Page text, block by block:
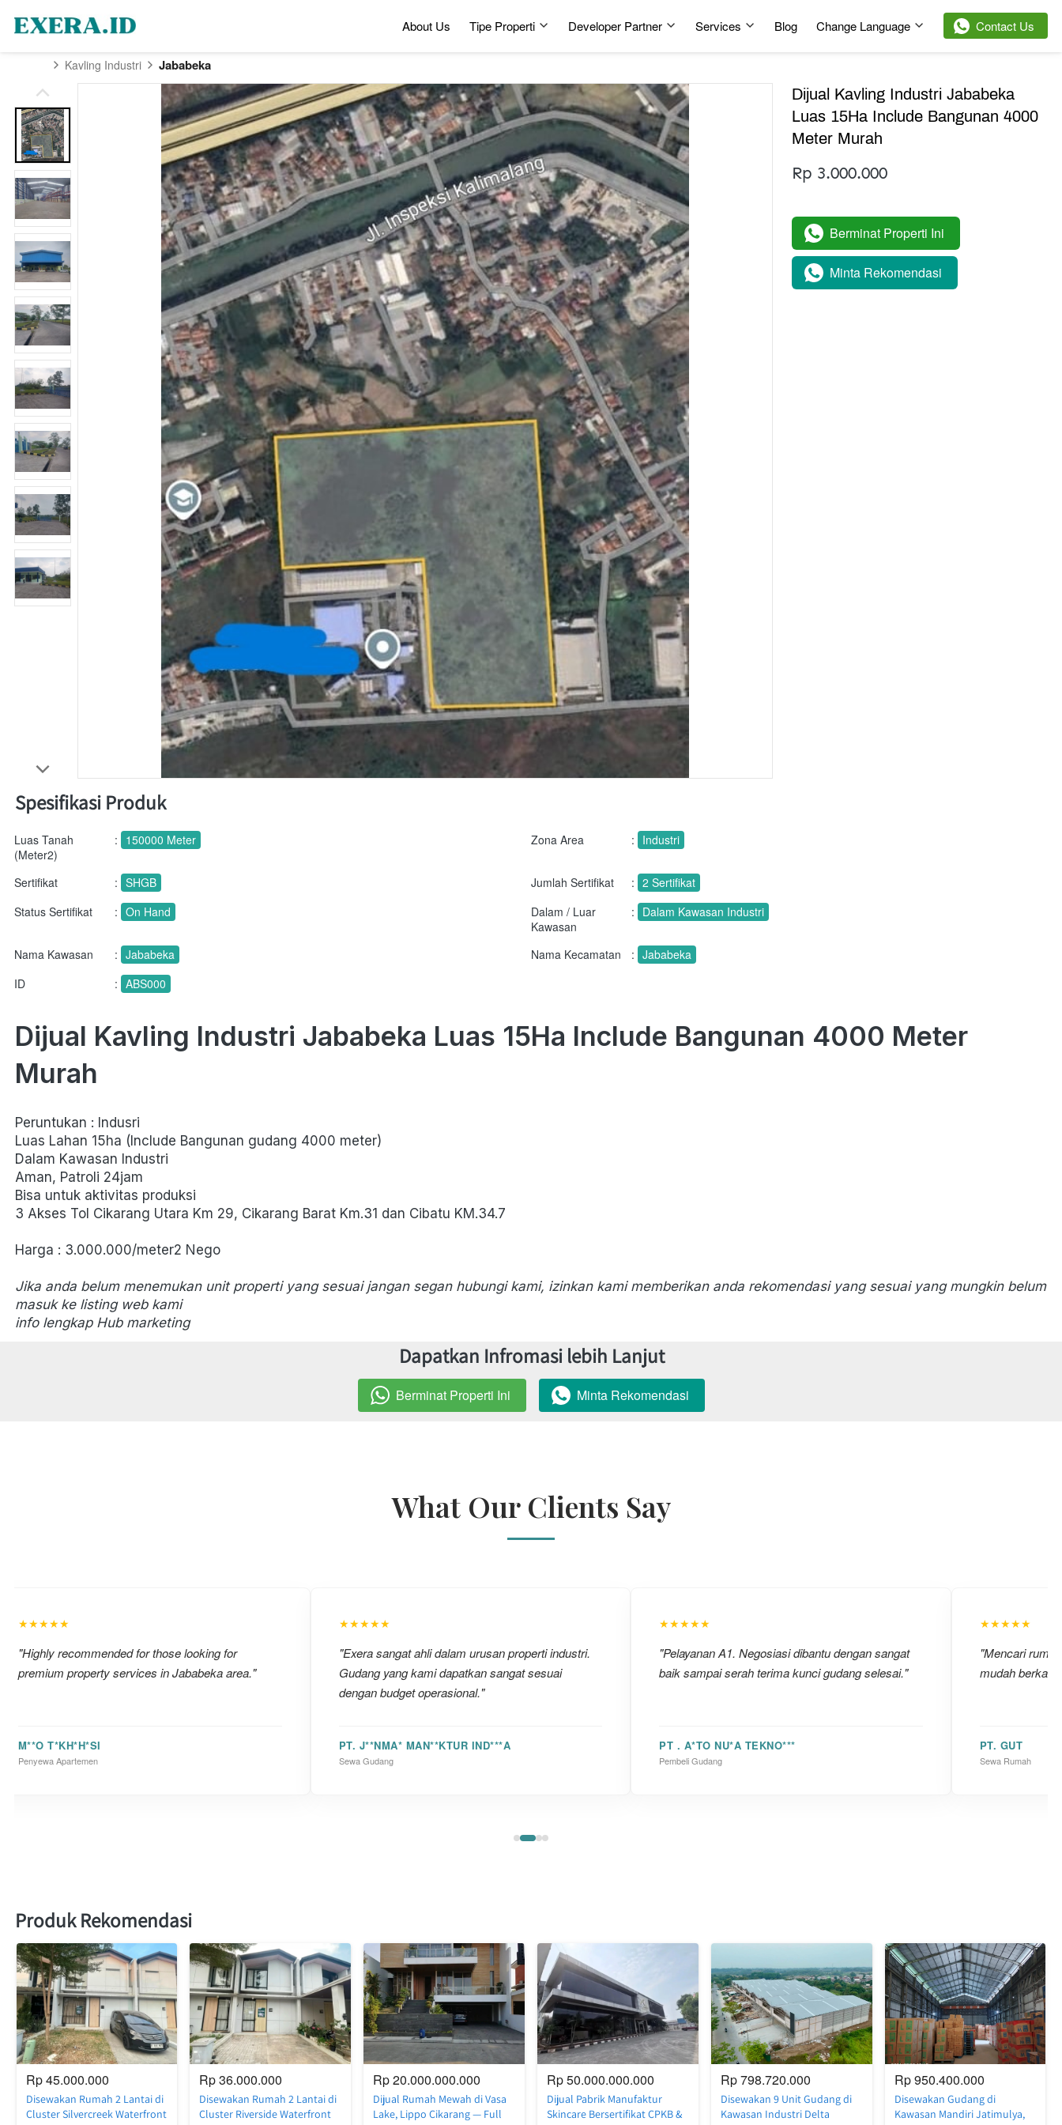
About Us Tipe Properti Developer Partner Services Blog Change Language ` Contact Us
Kavling Industri
Jababeka
Dijual Kavling Industri Jababeka
Luas 15Ha Include Bangunan 4000
Meter Murah
Rp 3.000.000
` Berminat Properti Ini
` Minta Rekomendasi
Spesifikasi Produk
Luas Tanah
(Meter2)
: 150000 Meter Zona Area : Industri
Sertifikat : SHGB Jumlah Sertifikat : 2 Sertifikat
Status Sertifikat
: On Hand
Dalam / Luar
Kawasan
: Dalam Kawasan Industri
Nama Kawasan : Jababeka Nama Kecamatan : Jababeka
ID
: ABS000
Dijual Kavling Industri Jababeka Luas 15Ha Include Bangunan 4000 Meter
Murah
Peruntukan : Indusri
Luas Lahan 15ha (Include Bangunan gudang 4000 meter)
Dalam Kawasan Industri
Aman, Patroli 24jam
Bisa untuk aktivitas produksi
3 Akses Tol Cikarang Utara Km 29, Cikarang Barat Km.31 dan Cibatu KM.34.7
Harga : 3.000.000/meter2 Nego
Jika anda belum menemukan unit properti yang sesuai jangan segan hubungi kami, izinkan kami memberikan anda rekomendasi yang sesuai yang mungkin belum
masuk ke listing web kami
info lengkap Hub marketing
Dapatkan Infromasi lebih Lanjut
` Berminat Properti Ini ` Minta Rekomendasi
What Our Clients Say
★★★★★
"Highly recommended for those looking for
premium property services in Jababeka area."
M**O T*KH*H*SI
Penyewa Apartemen
★★★★★
"Exera sangat ahli dalam urusan properti industri.
Gudang yang kami dapatkan sangat sesuai
dengan budget operasional."
PT. J**NMA* MAN**KTUR IND***A
Sewa Gudang
★★★★★
"Pelayanan A1. Negosiasi dibantu dengan sangat
baik sampai serah terima kunci gudang selesai."
PT . A*TO NU*A TEKNO***
Pembeli Gudang
★★★★★
"Mencari
mudah berkat
PT. GUT
Sewa Rumah
Produk Rekomendasi
Rp 45.000.000
Disewakan Rumah 2 Lantai di
Cluster Silvercreek Waterfront
Rp 36.000.000
Disewakan Rumah 2 Lantai di
Cluster Riverside Waterfront
Rp 20.000.000.000
Dijual Rumah Mewah di Vasa
Lake, Lippo Cikarang — Full
Rp 50.000.000.000
Dijual Pabrik Manufaktur
Skincare Bersertifikat CPKB &
Rp 798.720.000
Disewakan 9 Unit Gudang di
Kawasan Industri Delta
Rp 950.400.000
Disewakan Gudang di
Kawasan Mandiri Jatimulya,